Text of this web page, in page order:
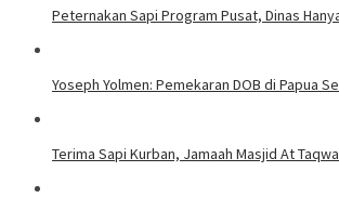
Peternakan Sapi Program Pusat, Dinas
Yoseph Yolmen: Pemekaran DOB di Papua
Terima Sapi Kurban, Jamaah Masjid At